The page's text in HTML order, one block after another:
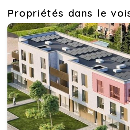
Propriétés dans le